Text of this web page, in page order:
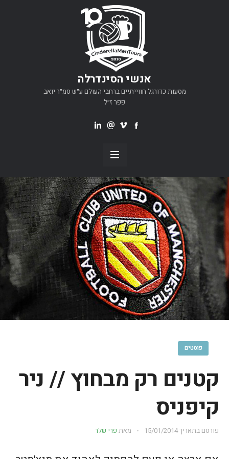
אנשי הסינדרלה
מסעות כדורגל חווייתיים ברחבי העולם ע״ש סמ״ר יואב
פפר ז״ל
פוסטים
קטנים רק מבחוץ // ניר
קיפניס
פורסם בתאריך15/01/2014 מאת פרי שלר